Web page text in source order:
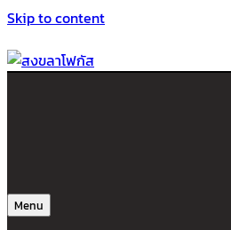
Skip to content
Menu